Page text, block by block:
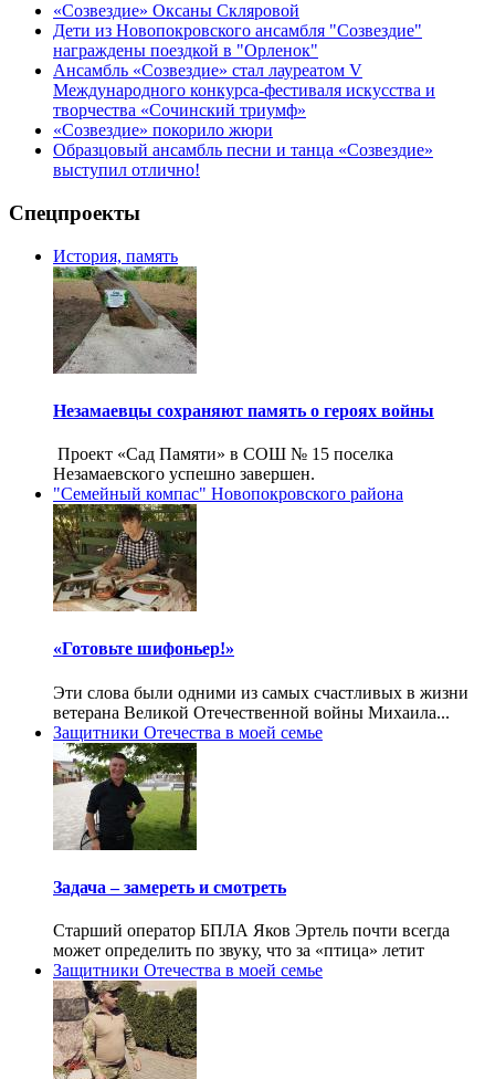
«Созвездие» Оксаны Скляровой
Дети из Новопокровского ансамбля "Созвездие"
награждены поездкой в "Орленок"
Ансамбль «Созвездие» стал лауреатом V
Международного конкурса-фестиваля искусства и
творчества «Сочинский триумф»
«Созвездие» покорило жюри
Образцовый ансамбль песни и танца «Созвездие»
выступил отлично!
Спецпроекты
История, память
Незамаевцы сохраняют память о героях войны
Проект «Сад Памяти» в СОШ № 15 поселка
Незамаевского успешно завершен.
"Семейный компас" Новопокровского района
«Готовьте шифоньер!»
Эти слова были одними из самых счастливых в жизни
ветерана Великой Отечественной войны Михаила...
Защитники Отечества в моей семье
Задача – замереть и смотреть
Старший оператор БПЛА Яков Эртель почти всегда
может определить по звуку, что за «птица» летит
Защитники Отечества в моей семье